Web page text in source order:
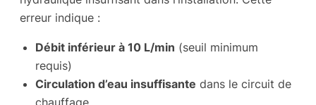
erreur indique :
Débit inférieur à 10 L/min (seuil minimum
requis)
Circulation d’eau insuffisante dans le circuit de
chauffage